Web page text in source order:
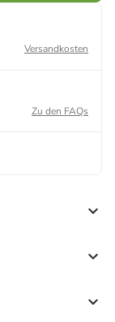
Versandkosten
Zu den FAQs